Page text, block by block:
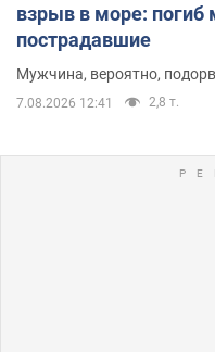
взрыв в море: погиб
пострадавшие
Мужчина, вероятно,
7.08.2026 12:41 2,8 т.